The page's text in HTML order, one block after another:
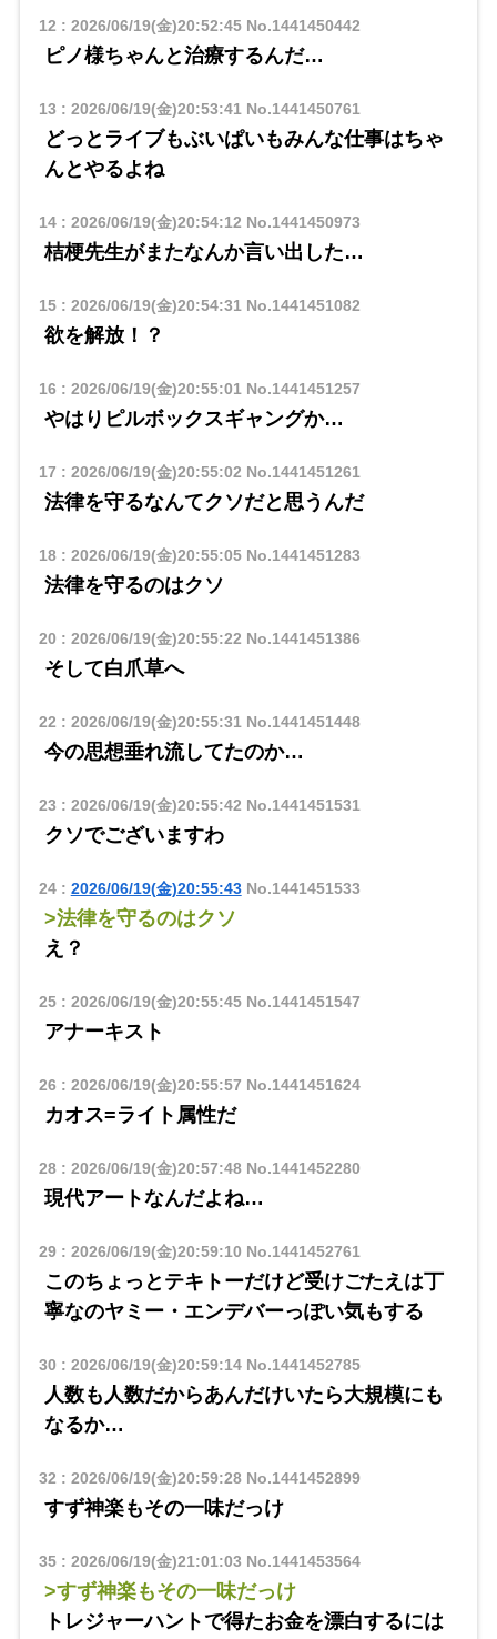
12 : 2026/06/19(金)20:52:45No.1441450442
ピノ様ちゃんと治療するんだ…
13 : 2026/06/19(金)20:53:41No.1441450761
どっとライブもぶいぱいもみんな仕事はちゃ
んとやるよね
14: 2026/06/19(金)20:54:12 No.1441450973
桔梗先生がまたなんか言い出した…
15: 2026/06/19(金)20:54:31No.1441451082
欲を解放！？
16 : 2026/06/19(金)20:55:01No.1441451257
やはりピルボックスギャングか…
17 : 2026/06/19(金)20:55:02 No.1441451261
法律を守るなんてクソだと思うんだ
18: 2026/06/19(金)20:55:05No.1441451283
法律を守るのはクソ
20 : 2026/06/19(金)20:55:22 No.1441451386
そして白爪草へ
22 : 2026/06/19(金)20:55:31No.1441451448
今の思想垂れ流してたのか…
23 : 2026/06/19(金)20:55:42 No.1441451531
クソでございますわ
24: 2026/06/19(金)20:55:43No.1441451533
>法律を守るのはクソ
え？
25: 2026/06/19(金)20:55:45No.1441451547
アナーキスト
26 : 2026/06/19(金)20:55:57 No.1441451624
カオス=ライト属性だ
28: 2026/06/19(金)20:57:48No.1441452280
現代アートなんだよね…
29: 2026/06/19(金)20:59:10 No.1441452761
このちょっとテキトーだけど受けごたえは丁
寧なのヤミー・エンデバーっぽい気もする
30 : 2026/06/19(金)20:59:14No.1441452785
人数も人数だからあんだけいたら大規模にも
なるか…
32 : 2026/06/19(金)20:59:28No.1441452899
すず神楽もその一味だっけ
35: 2026/06/19(金)21:01:03 No.1441453564
>すず神楽もその一味だっけ
トレジャーハントで得たお金を漂白するには